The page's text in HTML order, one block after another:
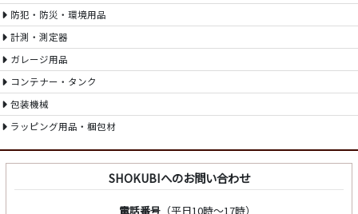
防犯・防災・環境用品
計測・測定器
ガレージ用品
コンテナー・タンク
包装機械
ラッピング用品・梱包材
SHOKUBIへのお問い合わせ
電話番号（平日10時～17時）